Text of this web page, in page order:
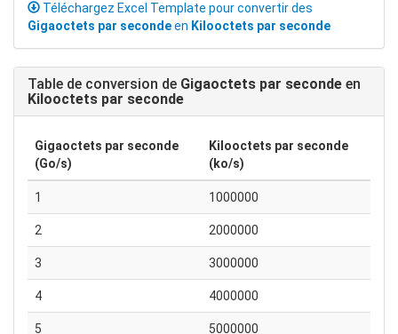
Téléchargez Excel Template pour convertir des
Gigaoctets par secondeen Kilooctets par seconde
Table de conversion de Gigaoctets par seconde en
Kilooctets par seconde
Gigaoctets par seconde
(Go/s)
Kilooctets par seconde
(ko/s)
1 1000000
2 2000000
3 3000000
4 4000000
5 5000000